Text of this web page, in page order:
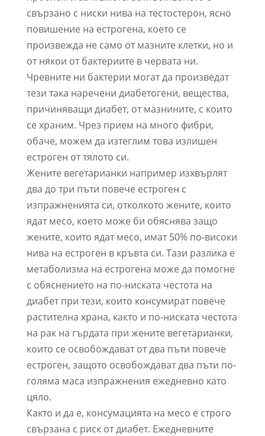
свързано с ниски нива на тестостерон, ясно
повишение на естрогена, което се
произвежда не само от мазните клетки, но и
от някои от бактериите в червата ни.
Чревните ни бактерии могат да произведат
тези така наречени диабетогени, вещества,
причиняващи диабет, от мазнините, с които
се храним. Чрез прием на много фибри,
обаче, можем да изтеглим това излишен
естроген от тялото си.
Жените вегетарианки например изхвърлят
два до три пъти повече естроген с
изпражненията си, отколкото жените, които
ядат месо, което може би обяснява защо
жените, които ядат месо, имат 50% по-високи
нива на естроген в кръвта си. Тази разлика е
метаболизма на естрогена може да помогне
с обяснението на по-ниската честота на
диабет при тези, които консумират повече
растителна храна, както и по-ниската честота
на рак на гърдата при жените вегетарианки,
които се освобождават от два пъти повече
естроген, защото освобождават два пъти по-
голяма маса изпражнения ежедневно като
цяло.
Както и да е, консумацията на месо е строго
свързана с риск от диабет. Ежедневните